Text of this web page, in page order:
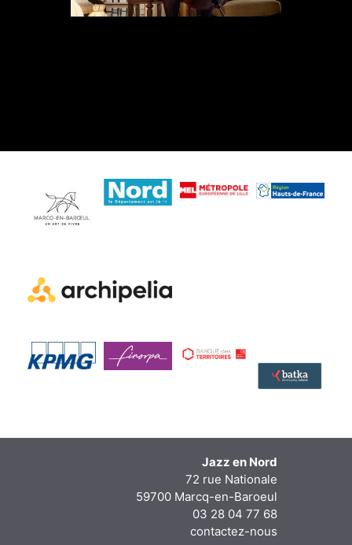
Jazz en Nord
72 rue Nationale
59700 Marcq-en-Baroeul
03 28 04 77 68
contactez-nous